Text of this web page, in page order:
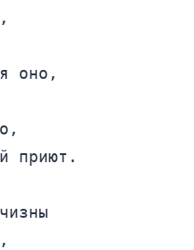
оно,
приют.